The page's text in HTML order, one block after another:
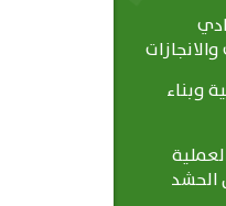
وبناء
الحشد